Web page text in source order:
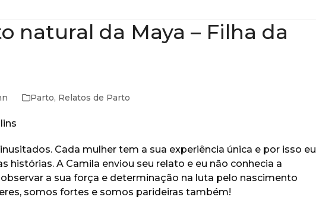
natural da Maya – Filha da
Parto, Relatos de Parto
Cada mulher tem a sua experiência única e por isso eu
histórias. A Camila enviou seu relato e eu não conhecia a
a sua força e determinação na luta pelo nascimento
somos fortes e somos parideiras também!